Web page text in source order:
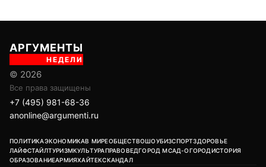
АРГУМЕНТЫ
НЕДЕЛИ
© 2026
Все права защищены
+7 (495) 981-68-36
anonline@argumenti.ru
ПОЛИТИКАЭКОНОМИКАВ МИРЕОБЩЕСТВОШОУБИЗСПОРТЗДОРОВЬЕ
ЛАЙФСТАЙЛТУРИЗМКУЛЬТУРАПРАВОВЕДГОРОД МСАД-ОГОРОДИСТОРИЯ
ОБРАЗОВАНИЕАРМИЯХАЙТЕКСКАНДАЛ